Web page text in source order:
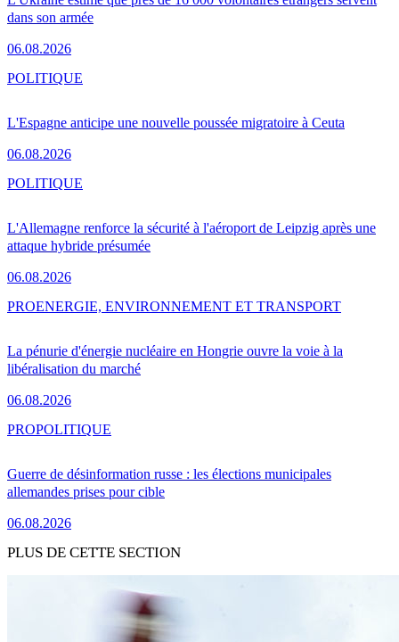
dans son armée
06.08.2026
L'Espagne anticipe une nouvelle poussée migratoire à Ceuta
06.08.2026
POLITIQUE
L'Allemagne renforce la sécurité à l'aéroport de Leipzig après une
attaque hybride présumée
06.08.2026
POLITIQUE
La pénurie d'énergie nucléaire en Hongrie ouvre la voie à la
libéralisation du marché
06.08.2026
PROENERGIE, ENVIRONNEMENT ET TRANSPORT
Guerre de désinformation russe : les élections municipales
allemandes prises pour cible
06.08.2026
PROPOLITIQUE
PLUS DE CETTE SECTION